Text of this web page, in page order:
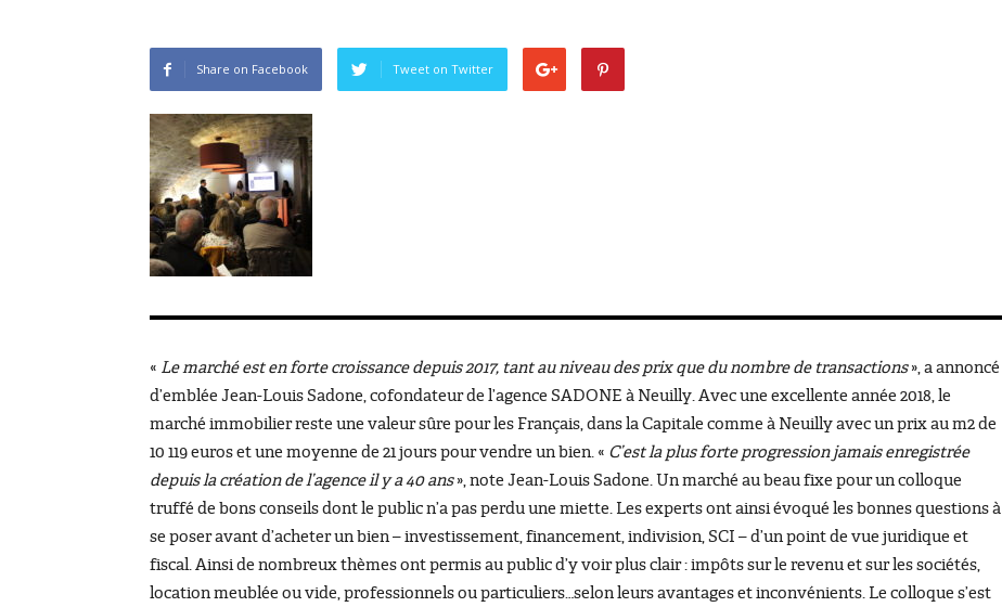
Share on Facebook Tweet on Twitter
« Le marché est en forte croissance depuis 2017, tant au niveau des prix que du nombre de transactions», a annoncé
d’emblée Jean-Louis Sadone, cofondateur de l’agence SADONE à Neuilly. Avec une excellente année 2018, le
marché immobilier reste une valeur sûre pour les Français, dans la Capitale comme à Neuilly avec un prix au m2 de
10 119 euros et une moyenne de 21 jours pour vendre un bien. « C’est la plus forte progression jamais enregistrée
depuis la création de l’agence il y a 40 ans», note Jean-Louis Sadone. Un marché au beau fixe pour un colloque
truffé de bons conseils dont le public n’a pas perdu une miette. Les experts ont ainsi évoqué les bonnes questions à
se poser avant d’acheter un bien – investissement, financement, indivision, SCI – d’un point de vue juridique et
fiscal. Ainsi de nombreux thèmes ont permis au public d’y voir plus clair : impôts sur le revenu et sur les sociétés,
location meublée ou vide, professionnels ou particuliers…selon leurs avantages et inconvénients. Le colloque s’est